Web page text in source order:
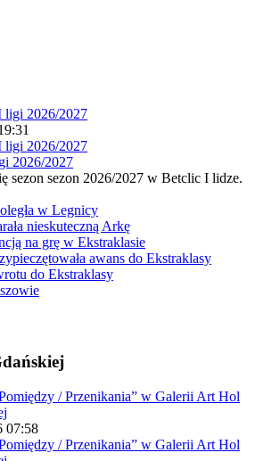
2026/2027
sezon sezon 2026/2027 w Betclic I lidze.
w Legnicy
nieskuteczną Arkę
na grę w Ekstraklasie
awans do Ekstraklasy
do Ekstraklasy
07:58